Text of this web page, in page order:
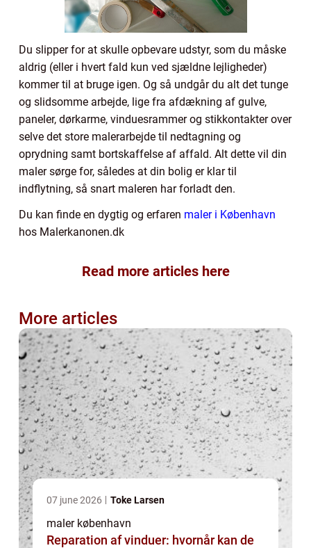
Du slipper for at skulle opbevare udstyr, som du måske
aldrig (eller i hvert fald kun ved sjældne lejligheder)
kommer til at bruge igen. Og så undgår du alt det tunge
og slidsomme arbejde, lige fra afdækning af gulve,
paneler, dørkarme, vinduesrammer og stikkontakter over
selve det store malerarbejde til nedtagning og
oprydning samt bortskaffelse af affald. Alt dette vil din
maler sørge for, således at din bolig er klar til
indflytning, så snart maleren har forladt den.
Du kan finde en dygtig og erfaren maler i København
hos Malerkanonen.dk
Read more articles here
More articles
07 june 2026 Toke Larsen
maler københavn
Reparation af vinduer: hvornår kan de